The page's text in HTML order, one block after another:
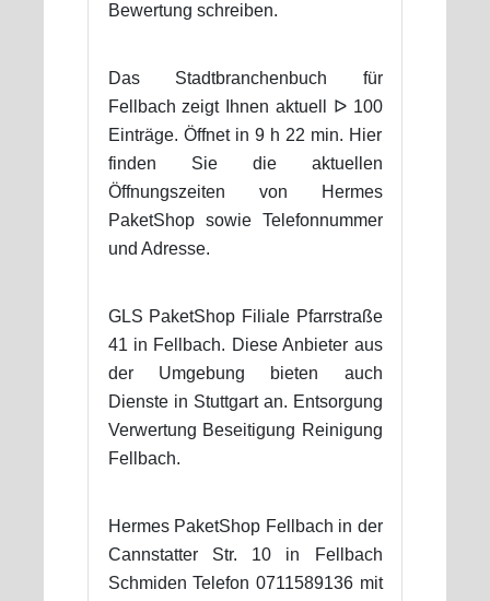
Bewertung schreiben.
Das Stadtbranchenbuch für
Fellbach zeigt Ihnen aktuell ᐅ 100
Einträge. Öffnet in 9 h 22 min. Hier
finden Sie die aktuellen
Öffnungszeiten von Hermes
PaketShop sowie Telefonnummer
und Adresse.
GLS PaketShop Filiale Pfarrstraße
41 in Fellbach. Diese Anbieter aus
der Umgebung bieten auch
Dienste in Stuttgart an. Entsorgung
Verwertung Beseitigung Reinigung
Fellbach.
Hermes PaketShop Fellbach in der
Cannstatter Str. 10 in Fellbach
Schmiden Telefon 0711589136 mit